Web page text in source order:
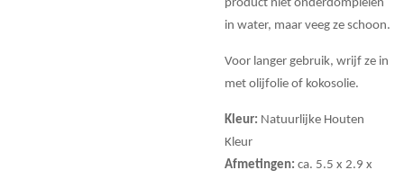
product niet onderdomplelen
in water, maar veeg ze schoon.
Voor langer gebruik, wrijf ze in
met olijfolie of kokosolie.
Kleur: Natuurlijke Houten
Kleur
Afmetingen: ca. 5.5 x 2.9 x